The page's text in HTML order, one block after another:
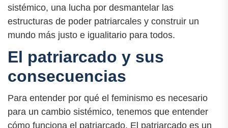
sistémico, una lucha por desmantelar las
estructuras de poder patriarcales y construir un
mundo más justo e igualitario para todos.
El patriarcado y sus
consecuencias
Para entender por qué el feminismo es necesario
para un cambio sistémico, tenemos que entender
cómo funciona el patriarcado. El patriarcado es un